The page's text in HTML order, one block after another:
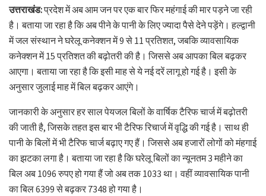
उत्तराखंड:प्रदेश में अब आम जन पर एक बार फिर महंगाई की मार पड़ने जा रही
है। बताया जा रहा है कि अब पीने के पानी के लिए ज्यादा पैसे देने पड़ेंगे। हल्द्वानी
में जल संस्थान ने घरेलू कनेक्शन में 9 से 11 प्रतिशत, जबकि व्यावसायिक
कनेक्शन में 15 प्रतिशत की बढ़ोतरी की है। जिससे अब आपका बिल बढ़कर
आएगा। बताया जा रहा है कि इसी माह से ये नई दरें लागू हो गई है। इसी के
अनुसार जुलाई माह में बिल बढ़कर आएंगे।
जानकारी के अनुसार हर साल पेयजल बिलों के वार्षिक टैरिफ चार्ज में बढ़ोतरी
की जाती है, जिसके तहत इस बार भी टैरिफ रिचार्ज में वृद्धि की गई है। साथ ही
पानी के बिलों में भी टैरिफ चार्ज बढ़ाए गए हैं। जिससे अब हजारों लोगों को मंहगाई
का झटका लगा है। बताया जा रहा है कि घरेलू बिलों का न्यूनतम 3 महीने का
बिल अब 1096 रुपए हो गया हैं जो अब तक 1033 था। वहीं व्यावसायिक पानी
का बिल 6399 से बढ़कर 7348 हो गया है।